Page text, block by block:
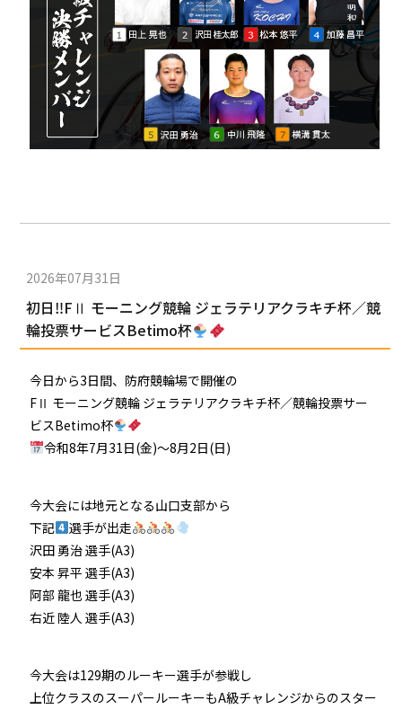
2026年07月31日
初日‼FⅡ モーニング競輪 ジェラテリアクラキチ杯／競
輪投票サービスBetimo杯
今日から3日間、防府競輪場で開催の
FⅡ モーニング競輪 ジェラテリアクラキチ杯／競輪投票サー
ビスBetimo杯
令和8年7月31日(金)〜8月2日(日)
今大会には地元となる山口支部から
下記
選手が出走
沢田 勇治 選手(A3)
安本 昇平 選手(A3)
阿部 龍也 選手(A3)
右近 陸人 選手(A3)
今大会は129期のルーキー選手が参戦し
上位クラスのスーパールーキーもA級チャレンジからのスター